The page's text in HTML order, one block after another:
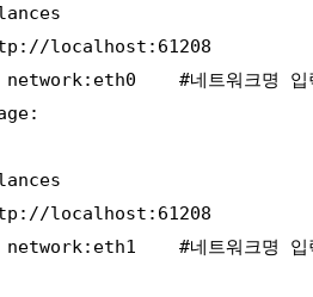
localhost:61208
#네트워크명 입
localhost:61208
#네트워크명 입